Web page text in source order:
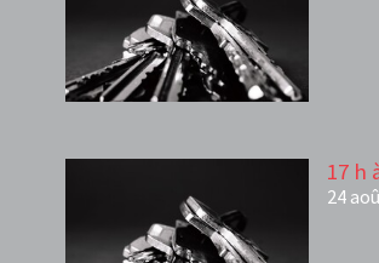
17 h
24